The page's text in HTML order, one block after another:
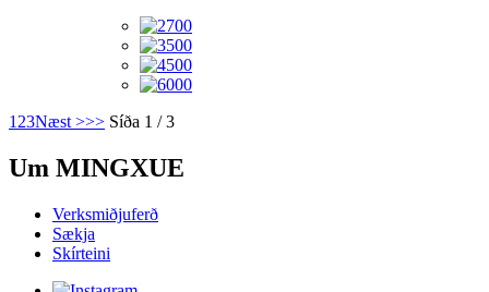
123Næst >>> Síða 1 / 3
Um MINGXUE
Verksmiðjuferð
Sækja
Skírteini